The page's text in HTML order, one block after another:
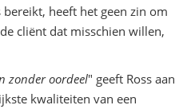
heeft het geen zin om
cliënt dat misschien willen,
zonder oordeel" geeft Ross aan
kwaliteiten van een